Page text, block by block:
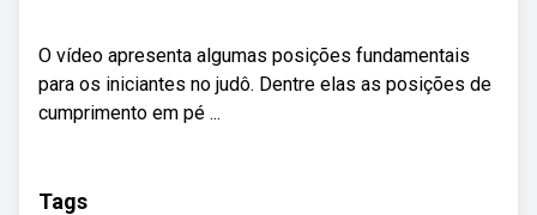
O vídeo apresenta algumas posições fundamentais
para os iniciantes no judô. Dentre elas as posições de
cumprimento em pé ...
Tags